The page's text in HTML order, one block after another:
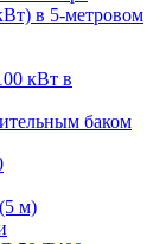
в 5-метровом
кВт в
баком
м)